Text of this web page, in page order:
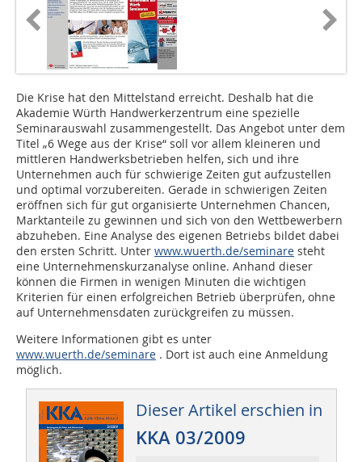
Die Krise hat den Mittelstand erreicht. Deshalb hat die
Akademie Würth Handwerkerzentrum eine spezielle
Seminarauswahl zusammengestellt. Das Angebot unter dem
Titel „6 Wege aus der Krise“ soll vor allem kleineren und
mittleren Handwerksbetrieben helfen, sich und ihre
Unternehmen auch für schwierige Zeiten gut aufzustellen
und optimal vorzubereiten. Gerade in schwierigen Zeiten
eröffnen sich für gut organisierte Unternehmen Chancen,
Marktanteile zu gewinnen und sich von den Wettbewerbern
abzuheben. Eine Analyse des eigenen Betriebs bildet dabei
den ersten Schritt. Unter www.wuerth.de/seminare steht
eine Unternehmenskurzanalyse online. Anhand dieser
können die Firmen in wenigen Minuten die wichtigen
Kriterien für einen erfolgreichen Betrieb überprüfen, ohne
auf Unternehmensdaten zurückgreifen zu müssen.
Weitere Informationen gibt es unter
www.wuerth.de/seminare . Dort ist auch eine Anmeldung
möglich.
Dieser Artikel erschien in
KKA 03/2009